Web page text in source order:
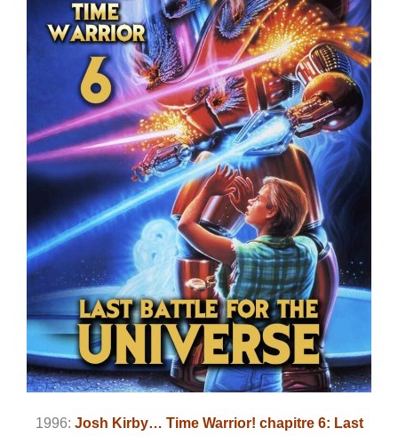
1996: Josh Kirby… Time Warrior! chapitre 6: Last